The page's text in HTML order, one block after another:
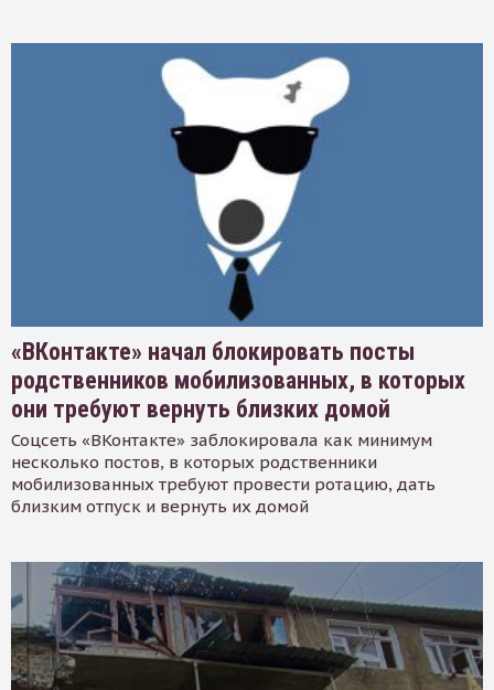
«ВКонтакте» начал блокировать посты
родственников мобилизованных, в которых
они требуют вернуть близких домой
Соцсеть «ВКонтакте» заблокировала как минимум
несколько постов, в которых родственники
мобилизованных требуют провести ротацию, дать
близким отпуск и вернуть их домой